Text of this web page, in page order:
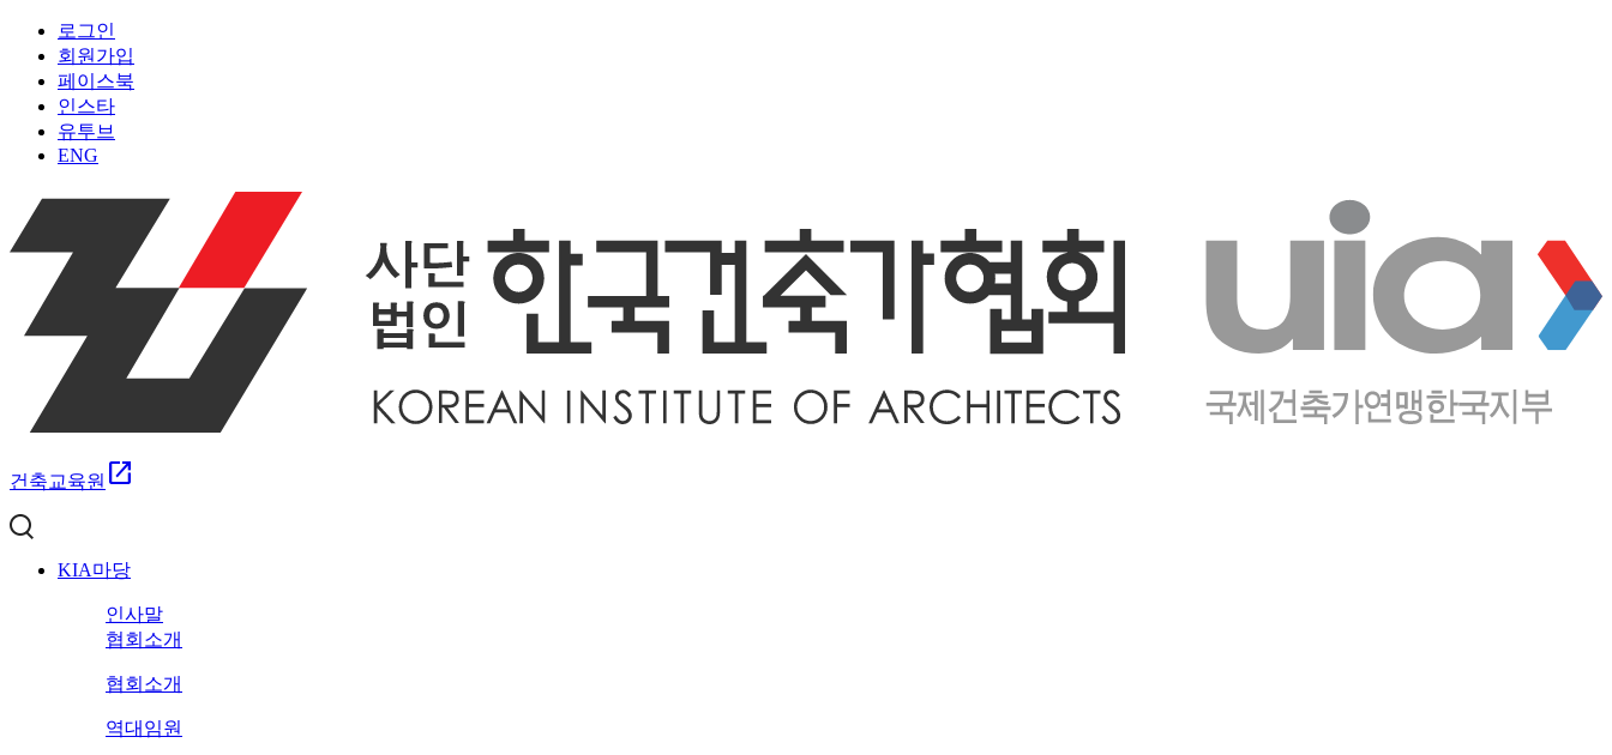
로그인
회원가입
페이스북
인스타
유투브
ENG
건축교육원 open_in_new
KIA마당
인사말
협회소개
협회소개
역대임원